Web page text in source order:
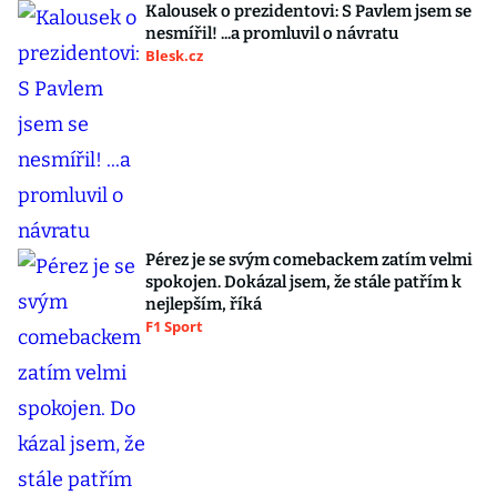
Kalousek o prezidentovi: S Pavlem jsem se
nesmířil! ...a promluvil o návratu
Blesk.cz
Pérez je se svým comebackem zatím velmi
spokojen. Dokázal jsem, že stále patřím k
nejlepším, říká
F1 Sport